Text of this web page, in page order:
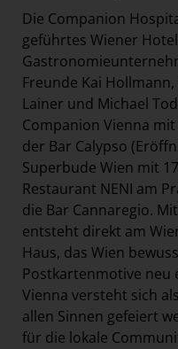
Die Companion
geführtes Wiener
Freunde Kai
Lainer und Michael
Companion Vienna
der Bar Calypso
Superbude Wien mit
Restaurant NENI am
die Bar Cannaregio.
entsteht direkt am
Haus, das Wien
Postkartenmotive neu
Vienna versteht sich
allen Sinnen gefeiert
für die lokale